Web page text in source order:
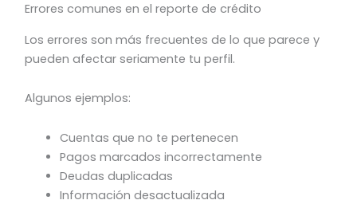
Errores comunes en el reporte de crédito
Los errores son más frecuentes de lo que parece y
pueden afectar seriamente tu perfil.
Algunos ejemplos:
Cuentas que no te pertenecen
Pagos marcados incorrectamente
Deudas duplicadas
Información desactualizada